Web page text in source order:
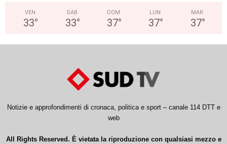
VEN
33°
SAB
33°
DOM
37°
LUN
37°
MAR
37°
Notizie e approfondimenti di cronaca, politica e sport – canale 114 DTT e
web
All Rights Reserved. È vietata la riproduzione con qualsiasi mezzo e